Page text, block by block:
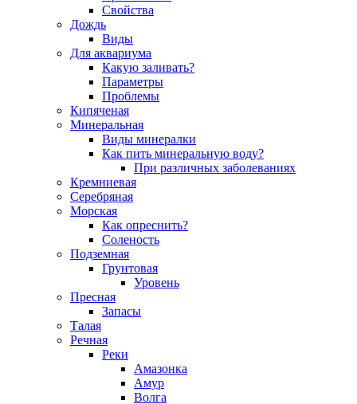
Свойства
Дождь
Виды
Для аквариума
Какую заливать?
Параметры
Проблемы
Кипяченая
Минеральная
Виды минералки
Как пить минеральную воду?
При различных заболеваниях
Кремниевая
Серебряная
Морская
Как опреснить?
Соленость
Подземная
Грунтовая
Уровень
Пресная
Запасы
Талая
Речная
Реки
Амазонка
Амур
Волга